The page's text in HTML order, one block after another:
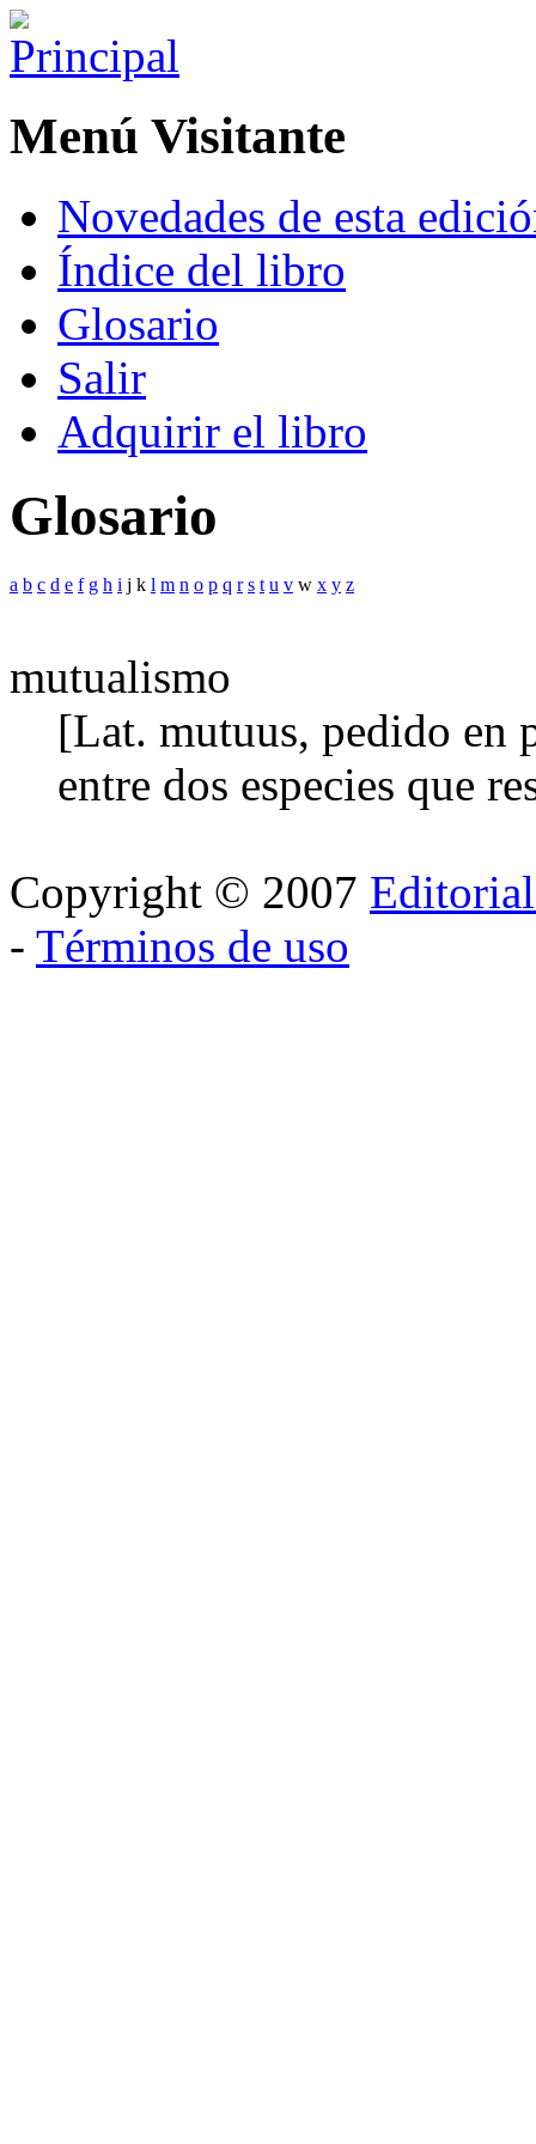
Menú Visitante
Novedades de esta
Índice del libro
Glosario
Salir
Adquirir el libro
Glosario
a b c d e f g h i j k l m n o p q r s t u v w x y z
mutualismo
[Lat. mutuus, pedido en
entre dos especies que
Copyright © 2007
- Términos de uso